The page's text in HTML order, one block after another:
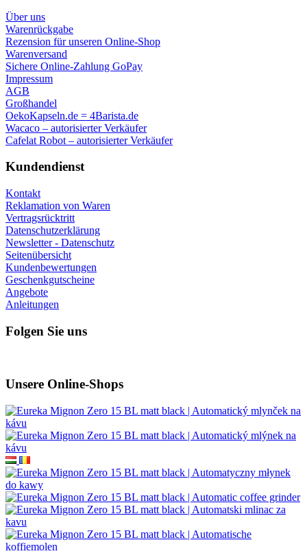
Über uns
Warenrückgabe
Rezension für unseren Online-Shop
Warenversand
Sichere Online-Zahlung GoPay
Impressum
AGB
Großhandel
OekoKapseln.de = 4Barista.de
Wacaco – autorisierter Verkäufer
Cafelat Robot – autorisierter Verkäufer
Kundendienst
Kontakt
Reklamation von Waren
Vertragsrücktritt
Datenschutzerklärung
Newsletter - Datenschutz
Seitenübersicht
Kundenbewertungen
Geschenkgutscheine
Angebote
Anleitungen
Folgen Sie uns
Unsere Online-Shops